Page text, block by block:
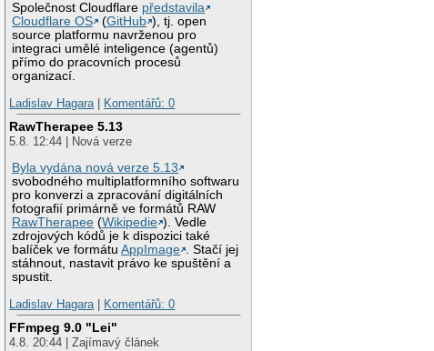
Společnost Cloudflare představila
Cloudflare OS
(GitHub ), tj. open
source platformu navrženou pro
integraci umělé inteligence (agentů)
přímo do pracovních procesů
organizací.
Ladislav Hagara
Komentářů: 0
RawTherapee 5.13
5.8. 12:44 | Nová verze
Byla vydána nová verze 5.13
svobodného multiplatformního softwaru
pro konverzi a zpracování digitálních
fotografií primárně ve formátů RAW
RawTherapee (Wikipedie ). Vedle
zdrojových kódů je k dispozici také
balíček ve formátuAppImage . Stačí jej
stáhnout, nastavit právo ke spuštění a
spustit.
Ladislav Hagara
Komentářů: 0
FFmpeg 9.0 "Lei"
4.8. 20:44 | Zajímavý článek